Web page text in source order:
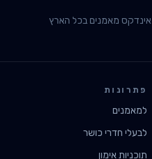
אינדקס מאמנים בכל הארץ
פתרונות
למאמנים
לבעלי חדרי כושר
תוכניות אימון